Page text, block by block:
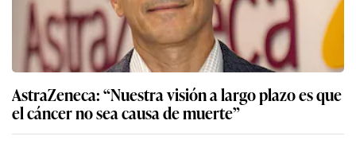
AstraZeneca: “Nuestra visión a largo plazo es que
el cáncer no sea causa de muerte”